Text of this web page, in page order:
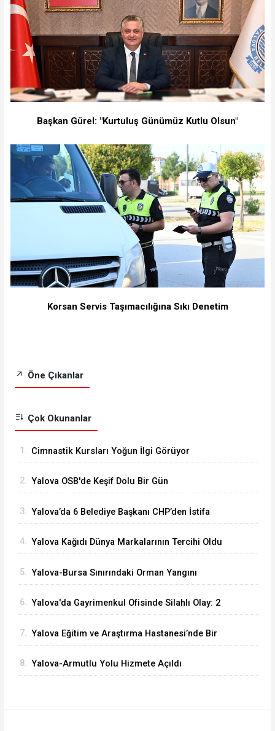
Başkan Gürel: "Kurtuluş Günümüz Kutlu Olsun"
Korsan Servis Taşımacılığına Sıkı Denetim
Öne Çıkanlar
Çok Okunanlar
1. Cimnastik Kursları Yoğun İlgi Görüyor
2. Yalova OSB'de Keşif Dolu Bir Gün
3. Yalova’da 6 Belediye Başkanı CHP’den İstifa
4. Yalova Kağıdı Dünya Markalarının Tercihi Oldu
5. Yalova-Bursa Sınırındaki Orman Yangını
6. Yalova'da Gayrimenkul Ofisinde Silahlı Olay: 2
7. Yalova Eğitim ve Araştırma Hastanesi’nde Bir
8. Yalova-Armutlu Yolu Hizmete Açıldı